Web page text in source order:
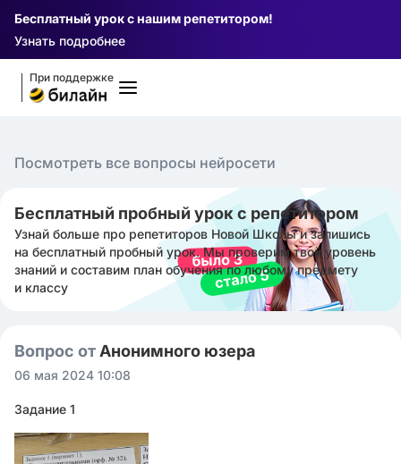
Бесплатный урок с нашим репетитором!
Узнать подробнее
При поддержке
Посмотреть все вопросы нейросети
Бесплатный пробный урок с репетитором
Узнай больше про репетиторов Новой Школы и запишись
на бесплатный пробный урок. Мы проверим твой уровень
знаний и составим план обучения по любому предмету
и классу
Вопрос от Анонимного юзера
06 мая 2024 10:08
Задание 1